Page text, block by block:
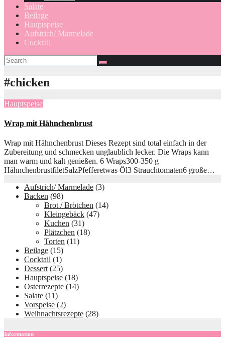
Salate
Beilage
Hauptspeise
Aufstrich/ Marmelade
Cocktail
#chicken
Hauptspeise
Wrap mit Hähnchenbrust
Wrap mit Hähnchenbrust Dieses Rezept sind total einfach in der
Zubereitung und schmecken unglaublich lecker. Die Wraps kann
man warm und kalt genießen. 6 Wraps300-350 g
HähnchenbrustfiletSalzPfefferetwas Öl3 Strauchtomaten6 große…
Aufstrich/ Marmelade (3)
Backen (98)
Brot / Brötchen (14)
Kleingebäck (47)
Kuchen (31)
Plätzchen (18)
Torten (11)
Beilage (15)
Cocktail (1)
Dessert (25)
Hauptspeise (18)
Osterrezepte (14)
Salate (11)
Vorspeise (2)
Weihnachtsrezepte (28)
Information